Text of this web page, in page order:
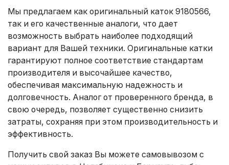
Мы предлагаем как оригинальный каток 9180566,
так и его качественные аналоги, что дает
возможность выбрать наиболее подходящий
вариант для Вашей техники. Оригинальные катки
гарантируют полное соответствие стандартам
производителя и высочайшее качество,
обеспечивая максимальную надежность и
долговечность. Аналог от проверенного бренда, в
свою очередь, позволяет существенно снизить
затраты, сохраняя при этом производительность и
эффективность.
Получить свой заказ Вы можете самовывозом с